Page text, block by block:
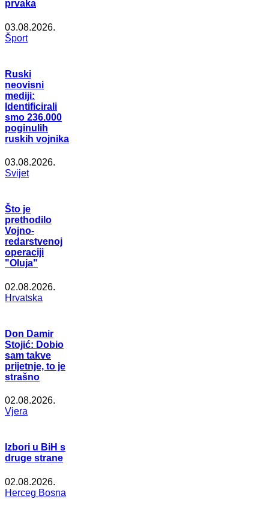
prvaka
03.08.2026.
Šport
Ruski
neovisni
mediji:
Identificirali
smo 236.000
poginulih
ruskih vojnika
03.08.2026.
Svijet
Što je
prethodilo
Vojno-
redarstvenoj
operaciji
"Oluja"
02.08.2026.
Hrvatska
Don Damir
Stojić: Dobio
sam takve
prijetnje, to je
strašno
02.08.2026.
Vjera
Izbori u BiH s
druge strane
02.08.2026.
Herceg Bosna